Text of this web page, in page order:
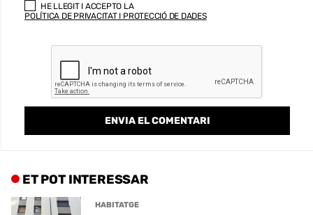
HE LLEGIT I ACCEPTO LA
POLÍTICA DE PRIVACITAT I PROTECCIÓ DE DADES
ET POT INTERESSAR
HABITATGE